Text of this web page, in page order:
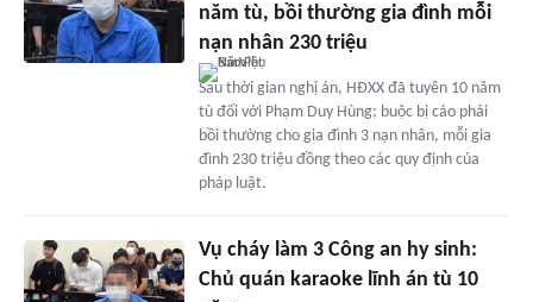
năm tù, bồi thường gia đình mỗi
nạn nhân 230 triệu
Sau thời gian nghị án, HĐXX đã tuyên 10 năm
tù đối với Phạm Duy Hùng; buộc bị cáo phải
bồi thường cho gia đình 3 nạn nhân, mỗi gia
đình 230 triệu đồng theo các quy định của
pháp luật.
Vụ cháy làm 3 Công an hy sinh:
Chủ quán karaoke lĩnh án tù 10